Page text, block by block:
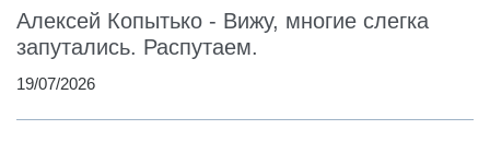
Алексей Копытько - Вижу, многие слегка
запутались. Распутаем.
19/07/2026